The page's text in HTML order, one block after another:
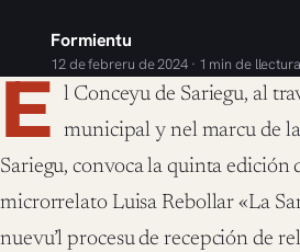
Formientu
12 de febreru de 2024 · 1 min de llectura
E l Conceyu de Sariegu, al
municipal y nel marcu de
Sariegu, convoca la quinta edición
microrrelato Luisa Rebollar «La
nuevu’l procesu de recepción de